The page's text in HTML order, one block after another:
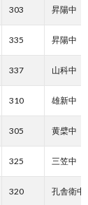
303 昇陽中
335 昇陽中
337 山科中
310 雄新中
305 黄檗中
325 三笠中
320 孔舎衛中